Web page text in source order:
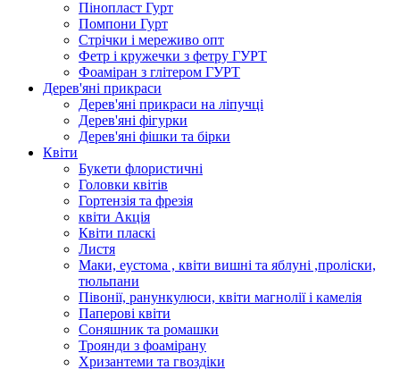
Пінопласт Гурт
Помпони Гурт
Стрічки і мереживо опт
Фетр і кружечки з фетру ГУРТ
Фоаміран з глітером ГУРТ
Дерев'яні прикраси
Дерев'яні прикраси на ліпучці
Дерев'яні фігурки
Дерев'яні фішки та бірки
Квіти
Букети флористичні
Головки квітів
Гортензія та фрезія
квіти Акція
Квіти пласкі
Листя
Маки, еустома , квіти вишні та яблуні ,проліски,
тюльпани
Півонії, ранункулюси, квіти магнолії і камелія
Паперові квіти
Соняшник та ромашки
Троянди з фоамірану
Хризантеми та гвоздіки